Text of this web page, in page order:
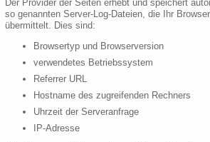
Der Provider der Seiten erhebt und speichert
so genannten Server-Log-Dateien, die Ihr
übermittelt. Dies sind:
Browsertyp und Browserversion
verwendetes Betriebssystem
Referrer URL
Hostname des zugreifenden Rechners
Uhrzeit der Serveranfrage
IP-Adresse